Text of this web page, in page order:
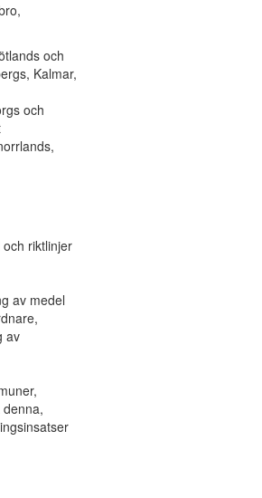
och
Kalmar,
och
riktlinjer
av medel
av